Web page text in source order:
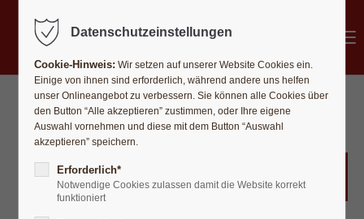
Feste feiern ...
Datenschutzeinstellungen
Cookie-Hinweis: Wir setzen auf unserer Website Cookies ein.
Einige von ihnen sind erforderlich, während andere uns helfen
unser Onlineangebot zu verbessern. Sie können alle Cookies über
den Button “Alle akzeptieren” zustimmen, oder Ihre eigene
Auswahl vornehmen und diese mit dem Button “Auswahl
akzeptieren” speichern.
Erforderlich*
Notwendige Cookies zulassen damit die Website korrekt
funktioniert